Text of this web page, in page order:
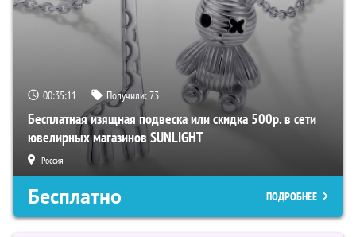
00:35:10 Получили:73
Бесплатная изящная подвеска или скидка 500р. в сети
ювелирных магазинов SUNLIGHT
Россия
Бесплатно ПОДРОБНЕЕ